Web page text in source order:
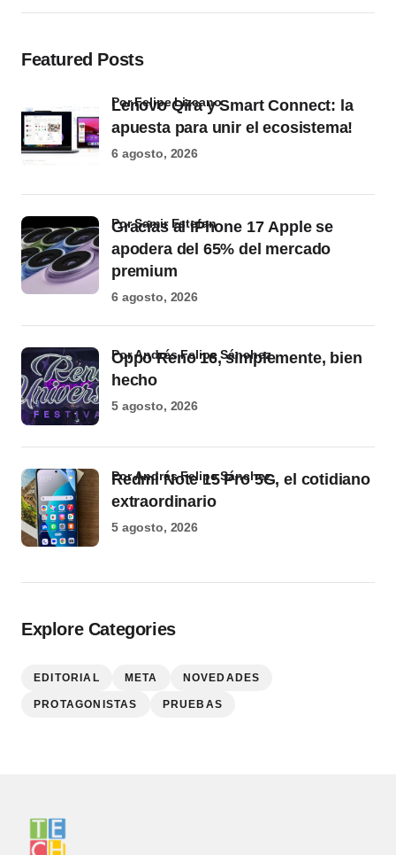
Featured Posts
Lenovo Qira y Smart Connect: la
apuesta para unir el ecosistema!
por Felipe Lizcano
6 agosto, 2026
Gracias al iPhone 17 Apple se
apodera del 65% del mercado
premium
por Samir Estefan
6 agosto, 2026
Oppo Reno 16, simplemente, bien
hecho
por Andrés Felipe Sánchez
5 agosto, 2026
Redmi Note 15 Pro 5G, el cotidiano
extraordinario
por Andrés Felipe Sánchez
5 agosto, 2026
Explore Categories
EDITORIAL META NOVEDADES
PROTAGONISTAS PRUEBAS